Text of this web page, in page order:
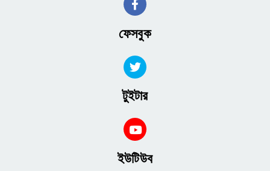
শুরু হলেও ছাত্র আন্দোলনের ডাকা অসহযোগ কর্মসূচির প্রথমদিন আবারও বন্ধ হয়
মুখে ৩ আগস্টের পর কন্টেনারবাহী ট্রেন চলাচলও বন্ধ হয়ে যায়।
ফেসবুক
টুইটার
ইউটিউব